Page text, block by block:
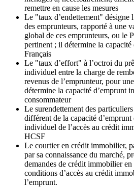
remettre en cause les mesures
Le "taux d’endettement" désigne
des emprunteurs, rapporté à une
global de ces emprunteurs, ou le
pertinent ; il détermine la
Français
Le "taux d’effort" à l’octroi du
individuel entre la charge de
revenus de l’emprunteur, pour
détermine la capacité d’emprunt
consommateur
Le surendettement des
différent de la capacité d’emprunt
individuel de l’accès au crédit
HCSF
Le courtier en crédit immobilier,
par sa connaissance du marché,
demandes de crédit immobilier
conditions d’accès au crédit
l’emprunt.